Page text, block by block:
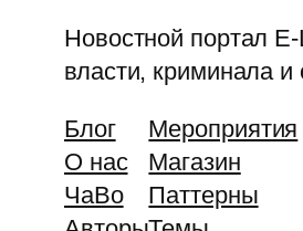
Новостной портал
власти, криминала и
Блог
О нас
ЧаВо
Мероприятия
Магазин
Паттерны